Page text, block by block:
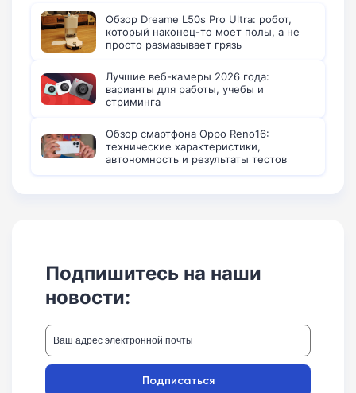
Обзор Dreame L50s Pro Ultra: робот,
который наконец-то моет полы, а не
просто размазывает грязь
Лучшие веб-камеры 2026 года:
варианты для работы, учебы и
стриминга
Обзор смартфона Oppo Reno16:
технические характеристики,
автономность и результаты тестов
Подпишитесь на наши
новости:
Подписаться